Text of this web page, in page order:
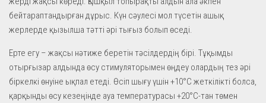
бейтараптандырған дұрыс. Күн сәулесі мол түсетін ашық
жерлерде қызылша тәтті әрі тығыз болып өседі.
Ерте егу – жақсы нәтиже беретін тәсілдердің бірі. Тұқымды
отырғызар алдында өсу стимуляторымен өңдеу олардың тез әрі
біркелкі өнуіне ықпал етеді. Өсіп шығу үшін +10°C жеткілікті болса,
қарқынды өсу кезеңінде ауа температурасы +20°C-тан төмен